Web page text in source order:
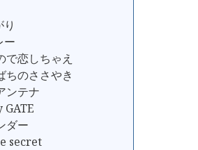
ー
恋しちゃえ
ちのささやき
ンテナ
ダー
secret